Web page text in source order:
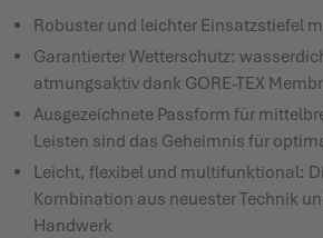
Robuster und leichter Einsatzstiefel
Garantierter Wetterschutz:
atmungsaktiv dank GORE-TEX
Ausgezeichnete Passform für
Leisten sind das Geheimnis für
Leicht, flexibel und multifunktional:
Kombination aus neuester Technik
Handwerk